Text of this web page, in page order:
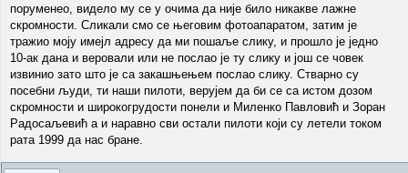
поруменео, видело му се у очима да није било никакве лажне
скромности. Сликали смо се његовим фотоапаратом, затим је
тражио моју имејл адресу да ми пошаље слику, и прошло је једно
10-ак дана и веровали или не послао је ту слику и још се човек
извинио зато што је са закашњењем послао слику. Стварно су
посебни људи, ти наши пилоти, верујем да би се са истом дозом
скромности и широкогрудости понели и Миленко Павловић и Зоран
Радосаљевић а и наравно сви остали пилоти који су летели током
рата 1999 да нас бране.